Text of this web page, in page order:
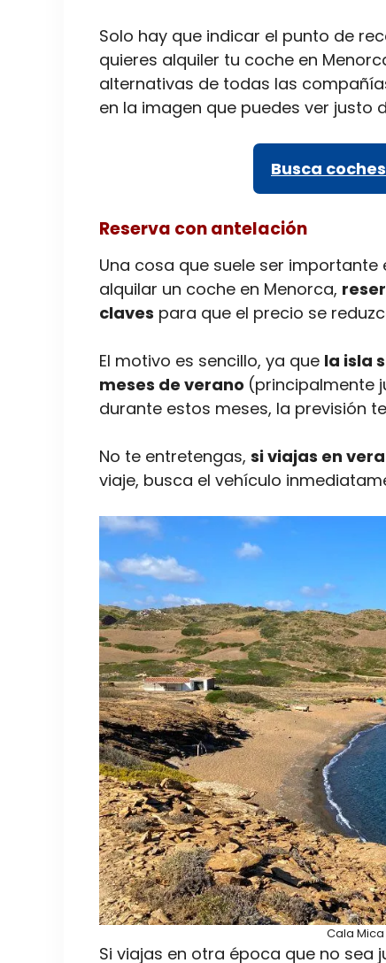
Solo hay que indicar el punto de
quieres alquiler tu coche en
alternativas de todas las
en la imagen que puedes ver justo
Busca
Reserva con antelación
Una cosa que suele ser
alquilar un coche en Menorca,
claves para que el precio se
El motivo es sencillo, ya que la isla
meses de verano (principalmente
durante estos meses, la previsión
No te entretengas, si viajas en
viaje, busca el vehículo
Cala
Si viajas en otra época que no sea